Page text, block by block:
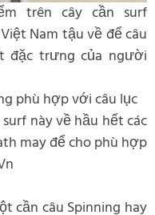
trên cây cần surf
Nam tậu về để câu
đặc trưng của người
phù hợp với câu lục
này về hầu hết các
may để cho phù hợp
cần câu Spinning hay